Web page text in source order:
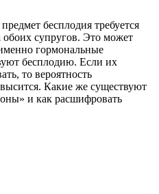
бесплодия требуется
обоих супругов. Это может
гормональные
бесплодию. Если их
то вероятность
Какие же существуют
и как расшифровать